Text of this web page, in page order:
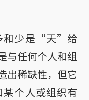
和少是“天”给
与任何个人和组
出稀缺性，但它
个人或组织有